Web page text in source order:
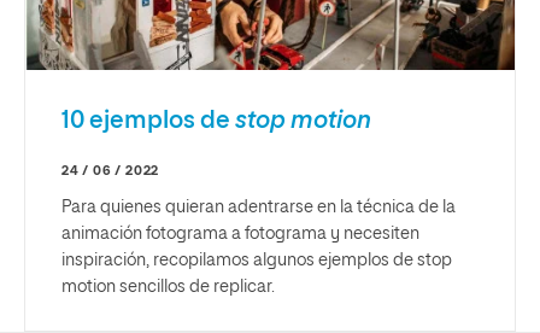
10 ejemplos de stop motion
24 / 06 / 2022
Para quienes quieran adentrarse en la técnica de la
animación fotograma a fotograma y necesiten
inspiración, recopilamos algunos ejemplos de stop
motion sencillos de replicar.